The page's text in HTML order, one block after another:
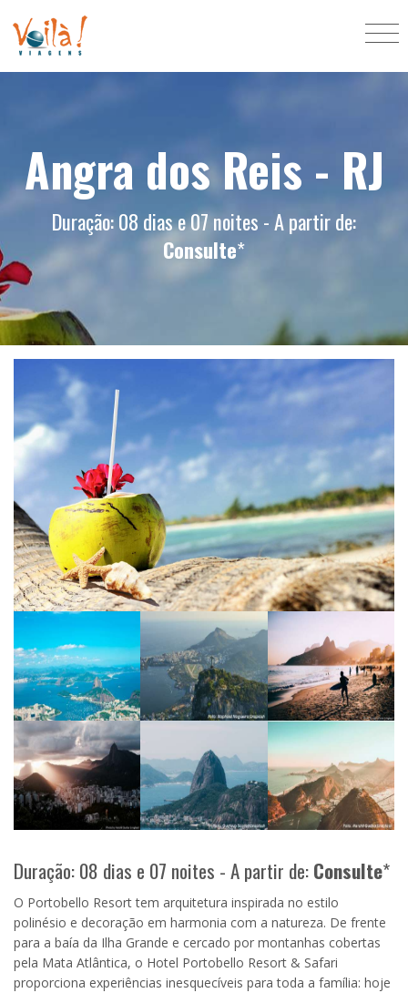
Angra dos Reis - RJ
Duração: 08 dias e 07 noites - A partir de:
Consulte*
Duração: 08 dias e 07 noites - A partir de:Consulte*
O Portobello Resort tem arquitetura inspirada no estilo
polinésio e decoração em harmonia com a natureza. De frente
para a baía da Ilha Grande e cercado por montanhas cobertas
pela Mata Atlântica, o Hotel Portobello Resort & Safari
proporciona experiências inesquecíveis para toda a família: hoje